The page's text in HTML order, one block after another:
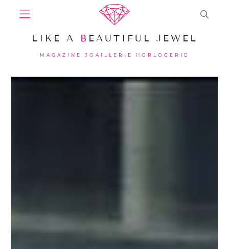
LIKE A B EAUTIFUL JEWEL
MAGAZINE JOAILLERIE HORLOGERIE